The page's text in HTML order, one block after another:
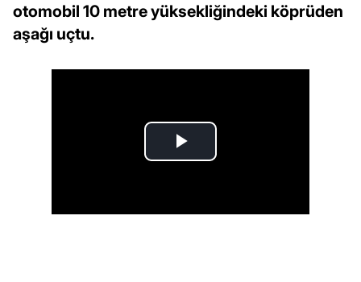
otomobil 10 metre yüksekliğindeki köprüden
aşağı uçtu.